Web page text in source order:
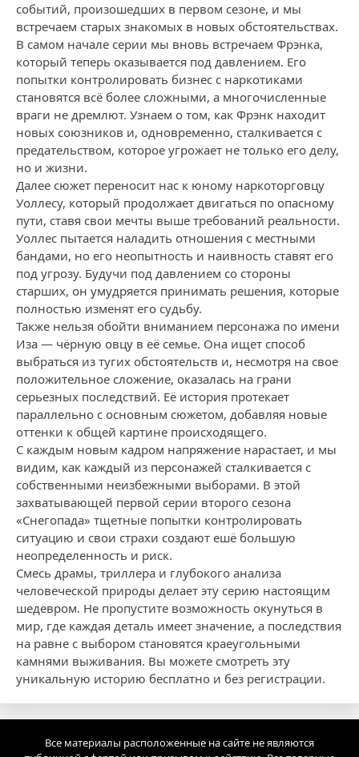
событий, произошедших в первом сезоне, и мы
встречаем старых знакомых в новых обстоятельствах.
В самом начале серии мы вновь встречаем Фрэнка,
который теперь оказывается под давлением. Его
попытки контролировать бизнес с наркотиками
становятся всё более сложными, а многочисленные
враги не дремлют. Узнаем о том, как Фрэнк находит
новых союзников и, одновременно, сталкивается с
предательством, которое угрожает не только его делу,
но и жизни.
Далее сюжет переносит нас к юному наркоторговцу
Уоллесу, который продолжает двигаться по опасному
пути, ставя свои мечты выше требований реальности.
Уоллес пытается наладить отношения с местными
бандами, но его неопытность и наивность ставят его
под угрозу. Будучи под давлением со стороны
старших, он умудряется принимать решения, которые
полностью изменят его судьбу.
Также нельзя обойти вниманием персонажа по имени
Иза — чёрную овцу в её семье. Она ищет способ
выбраться из тугих обстоятельств и, несмотря на свое
положительное сложение, оказалась на грани
серьезных последствий. Её история протекает
параллельно с основным сюжетом, добавляя новые
оттенки к общей картине происходящего.
С каждым новым кадром напряжение нарастает, и мы
видим, как каждый из персонажей сталкивается с
собственными неизбежными выборами. В этой
захватывающей первой серии второго сезона
«Снегопада» тщетные попытки контролировать
ситуацию и свои страхи создают ешё большую
неопределенность и риск.
Смесь драмы, триллера и глубокого анализа
человеческой природы делает эту серию настоящим
шедевром. Не пропустите возможность окунуться в
мир, где каждая деталь имеет значение, а последствия
на равне с выбором становятся краеугольными
камнями выживания. Вы можете смотреть эту
уникальную историю бесплатно и без регистрации.
Все материалы расположенные на сайте не являются